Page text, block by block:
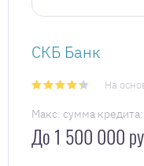
СКБ Банк
На
Макс. сумма кредита:
До 1 500 000